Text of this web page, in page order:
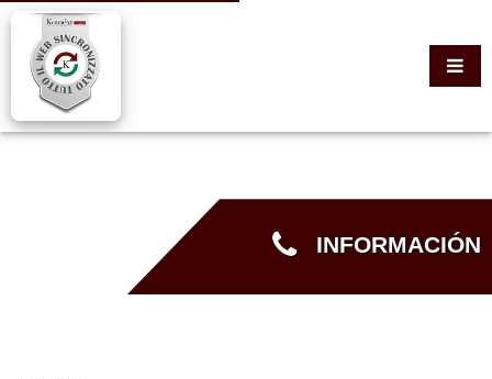
INFORMACIÓN